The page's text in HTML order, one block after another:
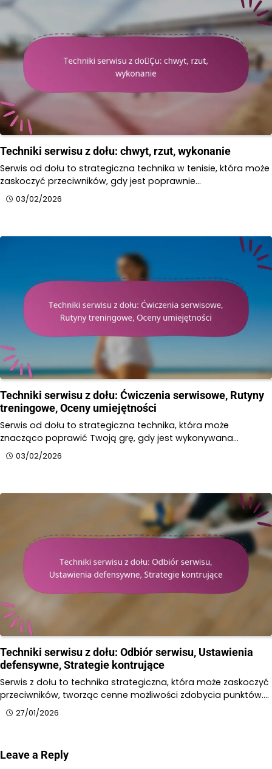
Techniki serwisu z dołu: chwyt, rzut, wykonanie
Serwis od dołu to strategiczna technika w tenisie, która może
zaskoczyć przeciwników, gdy jest poprawnie…
03/02/2026
Techniki serwisu z dołu: Ćwiczenia serwisowe, Rutyny
treningowe, Oceny umiejętności
Serwis od dołu to strategiczna technika, która może
znacząco poprawić Twoją grę, gdy jest wykonywana…
03/02/2026
Techniki serwisu z dołu: Odbiór serwisu, Ustawienia
defensywne, Strategie kontrujące
Serwis z dołu to technika strategiczna, która może zaskoczyć
przeciwników, tworząc cenne możliwości zdobycia punktów.…
27/01/2026
Leave a Reply